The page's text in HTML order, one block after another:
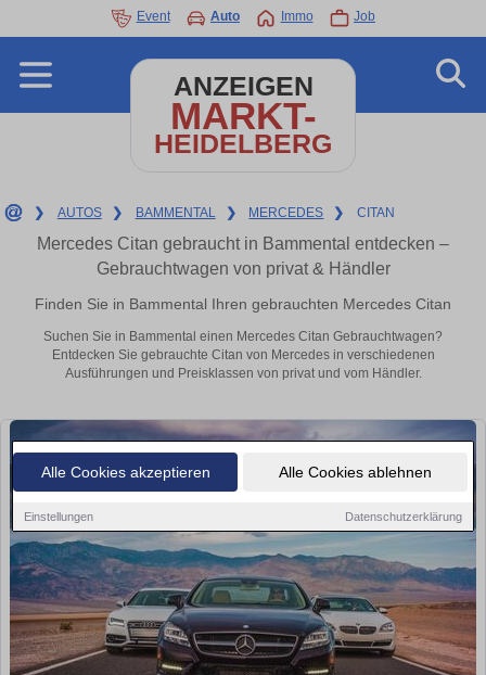
Alle Cookies akzeptieren Alle Cookies ablehnen
Einstellungen Datenschutzerklärung
Event Auto Immo Job
ANZEIGEN
MARKT-
HEIDELBERG
❯ AUTOS ❯ BAMMENTAL ❯ MERCEDES ❯ CITAN
Mercedes Citan gebraucht in Bammental entdecken –
Gebrauchtwagen von privat & Händler
Finden Sie in Bammental Ihren gebrauchten Mercedes Citan
Suchen Sie in Bammental einen Mercedes Citan Gebrauchtwagen?
Entdecken Sie gebrauchte Citan von Mercedes in verschiedenen
Ausführungen und Preisklassen von privat und vom Händler.